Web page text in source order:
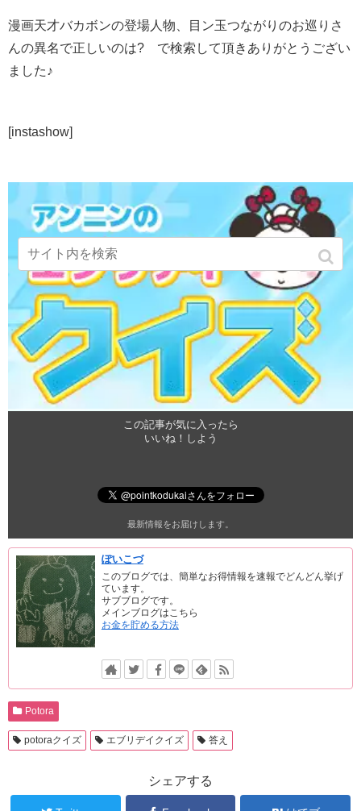
漫画天才バカボンの登場人物、目ン玉つながりのお巡りさ
んの異名で正しいのは? で検索して頂きありがとうござい
ました♪
[instashow]
この記事が気に入ったら
いいね！しよう
最新情報をお届けします。
ぽいこづ
このブログでは、簡単なお得情報を速報でどんどん挙げ
ています。
サブブログです。
メインブログはこちら
お金を貯める方法
Potora
potoraクイズ エブリデイクイズ 答え
シェアする